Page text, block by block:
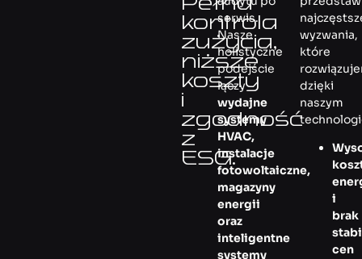
kontrola
zużycia,
niższe
koszty
i
zgodność
z
ESG.​
serwis.
Nasze
holistyczne
podejście
łączy
wydajne
systemy
HVAC,
instalacje
fotowoltaiczne,
magazyny
energii
oraz
inteligentne
systemy
wyzwania,
które
dzięki
naszym
i
brak
cen